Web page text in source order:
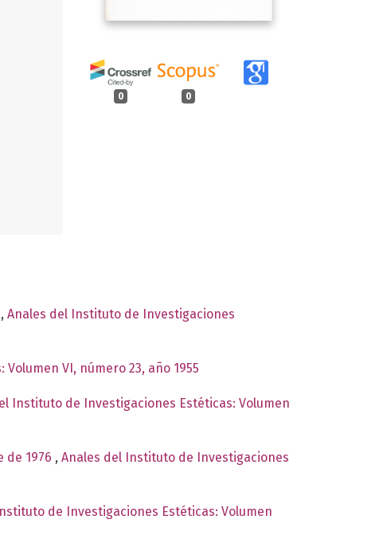
0 0
, Anales del Instituto de Investigaciones
VI, número 23, año 1955
Instituto de Investigaciones Estéticas: Volumen
1976 , Anales del Instituto de Investigaciones
de Investigaciones Estéticas: Volumen